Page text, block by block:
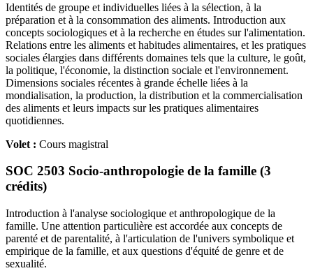
Identités de groupe et individuelles liées à la sélection, à la
préparation et à la consommation des aliments. Introduction aux
concepts sociologiques et à la recherche en études sur l'alimentation.
Relations entre les aliments et habitudes alimentaires, et les pratiques
sociales élargies dans différents domaines tels que la culture, le goût,
la politique, l'économie, la distinction sociale et l'environnement.
Dimensions sociales récentes à grande échelle liées à la
mondialisation, la production, la distribution et la commercialisation
des aliments et leurs impacts sur les pratiques alimentaires
quotidiennes.
Volet : Cours magistral
SOC 2503 Socio-anthropologie de la famille (3
crédits)
Introduction à l'analyse sociologique et anthropologique de la
famille. Une attention particulière est accordée aux concepts de
parenté et de parentalité, à l'articulation de l'univers symbolique et
empirique de la famille, et aux questions d'équité de genre et de
sexualité.